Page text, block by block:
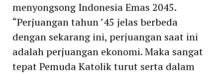
menyongsong Indonesia Emas 2045.
“Perjuangan tahun ’45 jelas berbeda
dengan sekarang ini, perjuangan saat ini
adalah perjuangan ekonomi. Maka sangat
tepat Pemuda Katolik turut serta dalam